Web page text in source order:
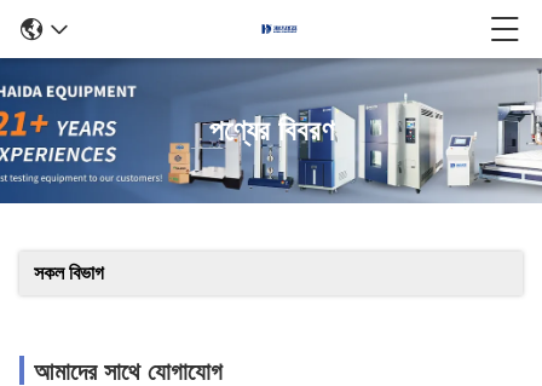
পণ্যের বিবরণ
সকল বিভাগ
আমাদের সাথে যোগাযোগ